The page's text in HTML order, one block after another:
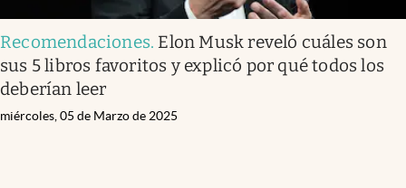
Recomendaciones. Elon Musk reveló cuáles son
sus 5 libros favoritos y explicó por qué todos los
deberían leer
miércoles, 05 de Marzo de 2025